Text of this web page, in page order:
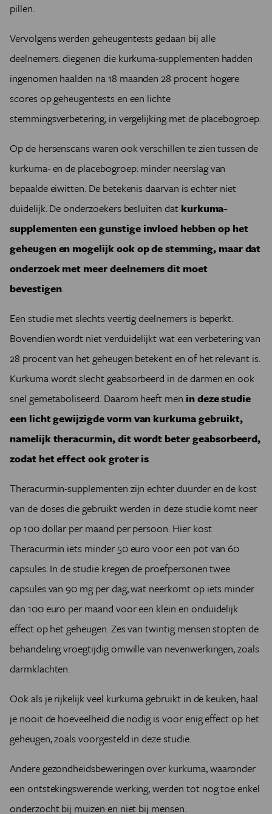
pillen.
Vervolgens werden geheugentests gedaan bij alle
deelnemers: diegenen die kurkuma-supplementen hadden
ingenomen haalden na 18 maanden 28 procent hogere
scores op geheugentests en een lichte
stemmingsverbetering, in vergelijking met de placebogroep.
Op de hersenscans waren ook verschillen te zien tussen de
kurkuma- en de placebogroep: minder neerslag van
bepaalde eiwitten. De betekenis daarvan is echter niet
duidelijk. De onderzoekers besluiten dat kurkuma-
supplementen een gunstige invloed hebben op het
geheugen en mogelijk ook op de stemming, maar dat
onderzoek met meer deelnemers dit moet
bevestigen.
Een studie met slechts veertig deelnemers is beperkt.
Bovendien wordt niet verduidelijkt wat een verbetering van
28 procent van het geheugen betekent en of het relevant is.
Kurkuma wordt slecht geabsorbeerd in de darmen en ook
snel gemetaboliseerd. Daarom heeft men in deze studie
een licht gewijzigde vorm van kurkuma gebruikt,
namelijk theracurmin, dit wordt beter geabsorbeerd,
zodat het effect ook groter is.
Theracurmin-supplementen zijn echter duurder en de kost
van de doses die gebruikt werden in deze studie komt neer
op 100 dollar per maand per persoon. Hier kost
Theracurmin iets minder 50 euro voor een pot van 60
capsules. In de studie kregen de proefpersonen twee
capsules van 90 mg per dag, wat neerkomt op iets minder
dan 100 euro per maand voor een klein en onduidelijk
effect op het geheugen. Zes van twintig mensen stopten de
behandeling vroegtijdig omwille van nevenwerkingen, zoals
darmklachten.
Ook als je rijkelijk veel kurkuma gebruikt in de keuken, haal
je nooit de hoeveelheid die nodig is voor enig effect op het
geheugen, zoals voorgesteld in deze studie.
Andere gezondheidsbeweringen over kurkuma, waaronder
een ontstekingswerende werking, werden tot nog toe enkel
onderzocht bij muizen en niet bij mensen.